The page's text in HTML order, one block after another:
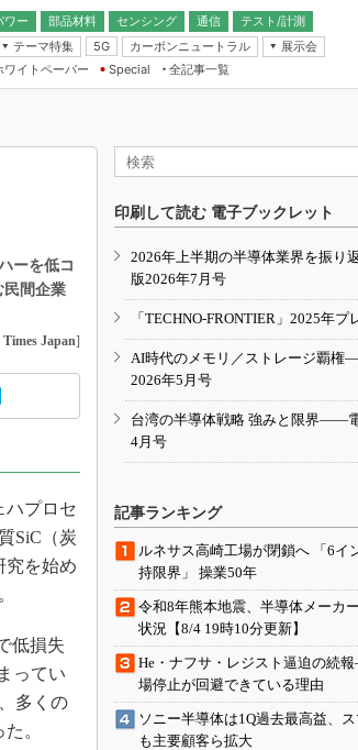
ワー 部品材料 センシング
通信
テスト/計測
テーマ特集
5G カーボンニュートラル
展示会
IoT・エッジコンピューティング
EXPO
TECHNO-FRONTIER
人とくるま展
ワイトペーパー
Special
全記事一覧
ーを低コ
民間企業
Times Japan]
ハプロセ
SiC（炭
究を始め
低損失
ってい
多くの
。
印刷して読む 電子ブックレット
2026年上半期の半導体業界を振
版2026年7月号
「TECHNO-FRONTIER」2025年プ
AI時代のメモリ／ストレージ覇権
2026年5月号
台湾の半導体戦略 強みと限界――
4月号
記事ランキング
ルネサス高崎工場が閉鎖へ 「6イ
持限界」 操業50年
令和8年熊本地震、半導体メーカ
状況【8/4 19時10分更新】
He・ナフサ・レジスト逼迫の続
場停止が回避できている理由
ソニー半導体は1Q過去最高益、
も主要顧客ら拡大